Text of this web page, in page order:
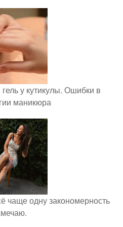
у кутикулы. Ошибки в
маникюра
чаще одну закономерность